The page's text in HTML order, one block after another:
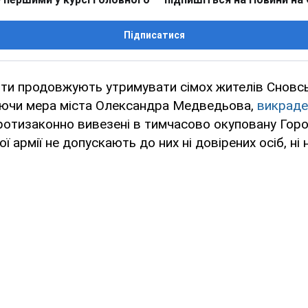
Підписатися
продовжують утримувати сімох жителів
мера міста Олександра Медведьова,
вивезені в тимчасово окуповану
армії не допускають до них ні довірених осіб,